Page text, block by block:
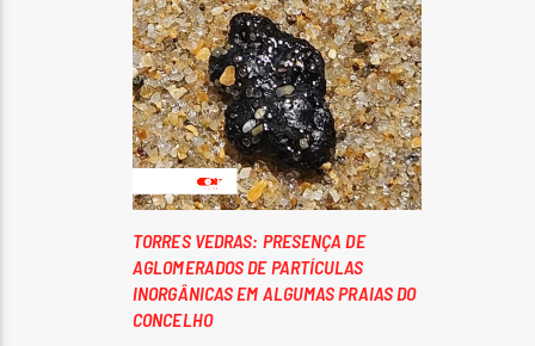
TORRES VEDRAS: PRESENÇA DE
AGLOMERADOS DE PARTÍCULAS
INORGÂNICAS EM ALGUMAS PRAIAS DO
CONCELHO